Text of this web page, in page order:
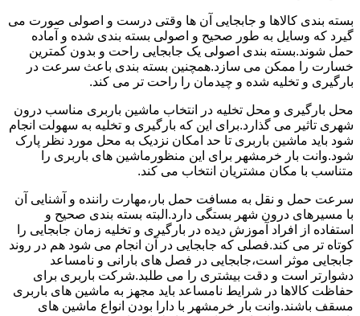
بسته بندی کالاها و جابجایی آن ها وقتی درست و اصولی صورت می
گیرد که وسایل به طور صحیح و اصولی بسته بندی شده و آماده
حمل شوند.بسته بندی اصولی یک جابجایی راحت و بدون کمترین
خسارت را ممکن می سازد.همچنین بسته بندی باعث سرعت در
بارگیری و تخلیه شده و چیدمان را راحت تر می کند.
محل بارگیری و محل تخلیه در انتخاب ماشین باربری مناسب درون
شهری تاثیر می گذارد.برای این که بارگیری و تخلیه به سهولت انجام
شود باید ماشین باربری تا حد امکان نزدیک به محل مورد نظر پارک
شود.وانت بار خرمشهر برای این منظورماشین های باربری را
متناسب با مکان مشتریان انتخاب می کند.
سرعت حمل و نقل به مسافت حمل بار،مهارت راننده و آشنایی آن
با مسیرهای درون شهر بستگی دارد.البته بسته بندی صحیح و
استفاده از افراد آموزش دیده در بارگیری و تخلیه زمان جابجایی را
کوتاه تر می کند.فصلی که جابجایی در آن انجام می شود هم در روند
جابجایی موثر است،جابجایی در فصل های بارانی و نامساعد
دشوارتر است و دقت بیشتری را می طلبد.شرکت باربری برای
حفاظت کالاها در شرایط نامساعد باید مجهز به ماشین های باربری
مسقف باشند.وانت بار خرمشهر با دارا بودن انواع ماشین های